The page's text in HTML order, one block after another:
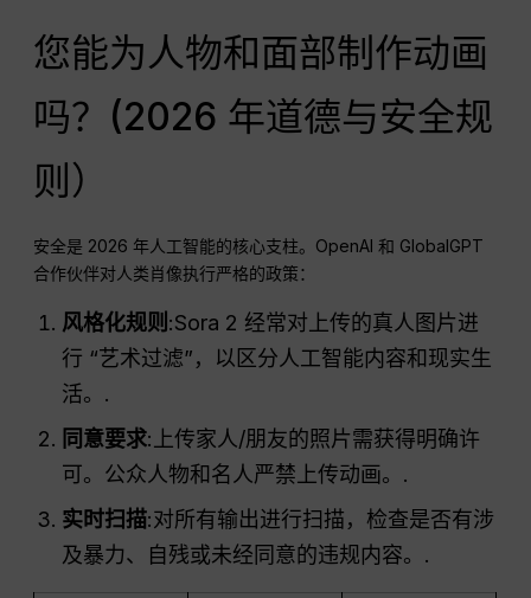
您能为人物和面部制作动画
吗？(2026 年道德与安全规
则）
安全是 2026 年人工智能的核心支柱。OpenAI 和 GlobalGPT
合作伙伴对人类肖像执行严格的政策：
风格化规则:Sora 2 经常对上传的真人图片进
行 “艺术过滤”，以区分人工智能内容和现实生
活。.
同意要求:上传家人/朋友的照片需获得明确许
可。公众人物和名人严禁上传动画。.
实时扫描:对所有输出进行扫描，检查是否有涉
及暴力、自残或未经同意的违规内容。.